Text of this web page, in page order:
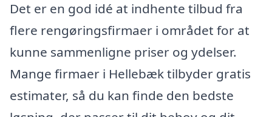
Det er en god idé at indhente tilbud fra
flere rengøringsfirmaer i området for at
kunne sammenligne priser og ydelser.
Mange firmaer i Hellebæk tilbyder gratis
estimater, så du kan finde den bedste